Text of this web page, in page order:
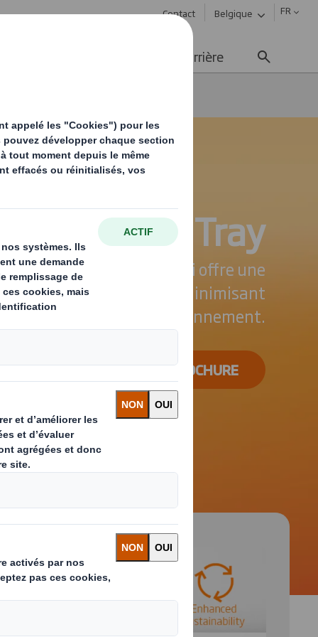
Contact Belgique FR
Carrière
Safe Tray
des plateaux qui offre une
compromis tout en minimisant
l'impact sur l'environnement.
TELECHARGEZ LA BROCHURE
and next buttons to move between slides. Only